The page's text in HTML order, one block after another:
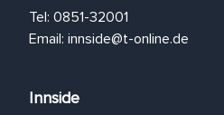
Tel: 0851-32001
Email: innside@t-online.de
Innside